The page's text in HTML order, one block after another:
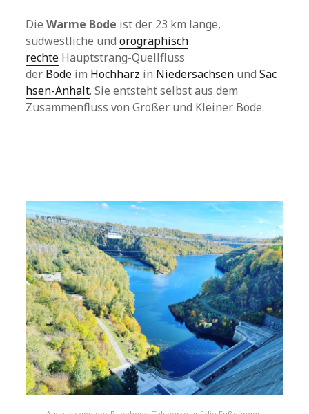
DieWarme Bode ist der 23 km lange,
südwestliche undorographisch
rechte Hauptstrang-Quellfluss
der Bode im Hochharz in Niedersachsen undSac
hsen-Anhalt. Sie entsteht selbst aus dem
Zusammenfluss von Großer und Kleiner Bode.